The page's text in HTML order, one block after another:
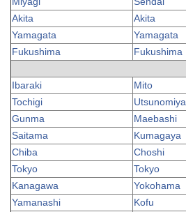
Akita
Akita
Yamagata
Yamagata
Fukushima
Fukushima
Ibaraki
Mito
Tochigi
Utsunomiya
Gunma
Maebashi
Saitama
Kumagaya
Chiba
Choshi
Tokyo
Tokyo
Kanagawa
Yokohama
Yamanashi
Kofu